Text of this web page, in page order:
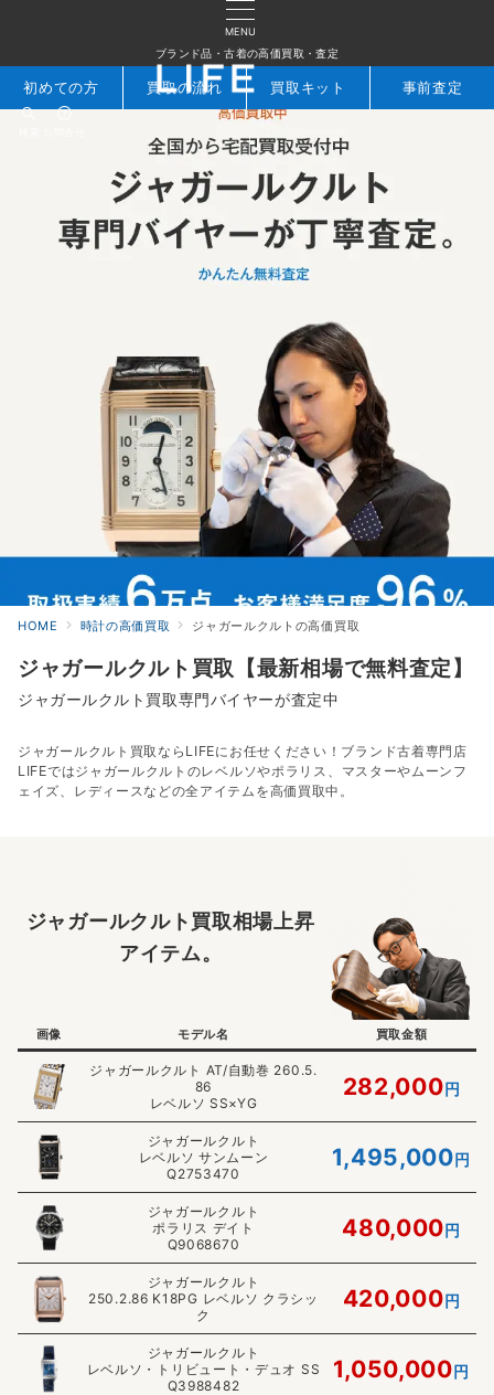
MENU
ブランド品・古着の高価買取・査定
初めての方 買取の流れ 買取キット 事前査定
HOME 時計の高価買取 ジャガールクルトの高価買取
ジャガールクルト買取【最新相場で無料査定】
ジャガールクルト買取専門バイヤーが査定中
ジャガールクルト買取ならLIFEにお任せください！ブランド古着専門店
LIFEではジャガールクルトのレベルソやポラリス、マスターやムーンフ
ェイズ、レディースなどの全アイテムを高価買取中。
ジャガールクルト買取相場上昇
アイテム。
画像 モデル名 買取金額
ジャガールクルト AT/自動巻 260.5.
86
レベルソ SS×YG
282,000円
ジャガールクルト
レベルソ サンムーン
Q2753470
1,495,000円
ジャガールクルト
ポラリス デイト
Q9068670
480,000円
ジャガールクルト
250.2.86 K18PG レベルソ クラシッ
ク
420,000円
ジャガールクルト
レベルソ・トリビュート・デュオ SS
Q3988482
1,050,000円